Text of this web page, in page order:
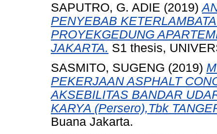
SAPUTRO, G. ADIE (2019)
PENYEBAB
PROYEKGEDUNG
JAKARTA. S1 thesis,
SASMITO, SUGENG (2019)
PEKERJAAN ASPHALT
AKSEBILITAS BANDAR
KARYA (Persero),Tbk
Buana Jakarta.